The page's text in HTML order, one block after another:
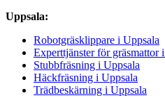
Uppsala:
Robotgräsklippare i Uppsala
Experttjänster för gräsmattor
Stubbfräsning i Uppsala
Häckfräsning i Uppsala
Trädbeskärning i Uppsala